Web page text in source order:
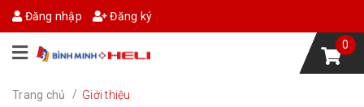
Đăng nhập Đăng ký
0
Trang chủ / Giới thiệu